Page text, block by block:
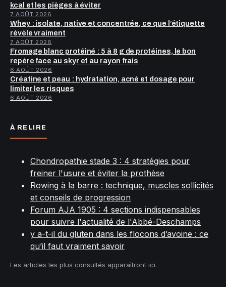
kcal et les pièges à éviter
7 AOÛT 2026
Whey : isolate, native et concentrée, ce que l’étiquette
révèle vraiment
7 AOÛT 2026
Fromage blanc protéiné : 5 à 8 g de protéines, le bon
repère face au skyr et au rayon frais
6 AOÛT 2026
Créatine et peau : hydratation, acné et dosage pour
limiter les risques
6 AOÛT 2026
À RELIRE
Chondropathie stade 3 : 4 stratégies pour
freiner l'usure et éviter la prothèse
Rowing à la barre : technique, muscles sollicités
et conseils de progression
Forum AJA 1905 : 4 sections indispensables
pour suivre l'actualité de l'Abbé-Deschamps
y a-t-il du gluten dans les flocons d’avoine : ce
qu’il faut vraiment savoir
Les articles les plus consultés apparaîtront ici.